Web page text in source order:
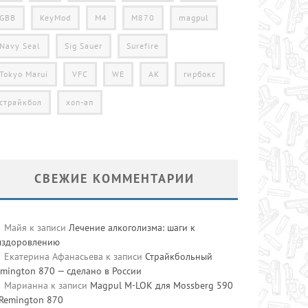
GBB KeyMod M4 M870 magpul
Navy Seal Sig Sauer Surefire
Tokyo Marui VFC WE АК гирбокс
страйкбол хоп-ап
СВЕЖИЕ КОММЕНТАРИИ
Майя к записи Лечение алкоголизма: шаги к
Екатерина Афанасьева к записи Страйкбольный
870 — сделано в России
Марианна к записи Magpul M-LOK для Mossberg 590
870